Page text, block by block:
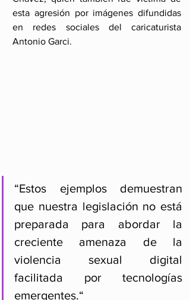
esta agresión por imágenes difundidas
en redes sociales del caricaturista
Antonio Garci.
“Estos ejemplos demuestran
que nuestra legislación no está
preparada para abordar la
creciente amenaza de la
violencia sexual digital
facilitada por tecnologías
emergentes.“